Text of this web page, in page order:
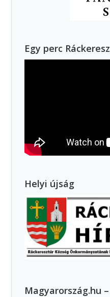
Egy perc
Helyi újság
Magyarország.hu